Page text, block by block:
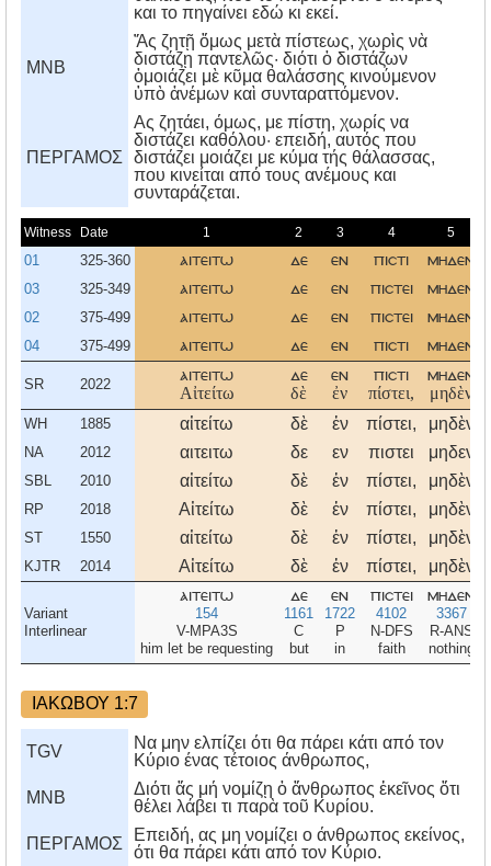
και το πηγαίνει εδώ κι εκεί.
MNB
Ἄς ζητῇ ὅμως μετὰ πίστεως, χωρὶς νὰ
διστάζῃ παντελῶς· διότι ὁ διστάζων
ὁμοιάζει μὲ κῦμα θαλάσσης κινούμενον
ὑπὸ ἀνέμων καὶ συνταραττόμενον.
ΠΕΡΓΑΜΟΣ
Aς ζητάει, όμως, με πίστη, χωρίς να
διστάζει καθόλου· επειδή, αυτός που
διστάζει μοιάζει με κύμα τής θάλασσας,
που κινείται από τους ανέμους και
συνταράζεται.
Witness Date 1 2 3 4 5
01 325-360 αιτειτω δε εν πιστι μηδεν
03 325-349 αιτειτω δε εν πιστει μηδεν
02 375-499 αιτειτω δε εν πιστει μηδεν
04 375-499 αιτειτω δε εν πιστι μηδεν
SR 2022
αιτειτω
Αἰτείτω
δε
δὲ
εν
ἐν
πιστι
πίστει,
μηδεν
μηδὲν
WH 1885 αἰτείτω δὲ ἐν πίστει, μηδὲν
NA 2012 αιτειτω δε εν πιστει μηδεν
SBL 2010 αἰτείτω δὲ ἐν πίστει, μηδὲν
RP 2018 Αἰτείτω δὲ ἐν πίστει, μηδὲν
ST 1550 αἰτείτω δὲ ἐν πίστει, μηδὲν
KJTR 2014 Αἰτείτω δὲ ἐν πίστει, μηδὲν
Variant
Interlinear
αιτειτω
154
V-MPA3S
him let be requesting
δε
1161
C
but
εν
1722
P
in
πιστει
4102
N-DFS
faith
μηδεν
3367
R-ANS
nothing
ΙΑΚΩΒΟΥ 1:7
TGV
Να μην ελπίζει ότι θα πάρει κάτι από τον
Κύριο ένας τέτοιος άνθρωπος,
MNB
Διότι ἄς μή νομίζῃ ὁ ἄνθρωπος ἐκεῖνος ὅτι
θέλει λάβει τι παρὰ τοῦ Κυρίου.
ΠΕΡΓΑΜΟΣ
Eπειδή, ας μη νομίζει ο άνθρωπος εκείνος,
ότι θα πάρει κάτι από τον Kύριο.